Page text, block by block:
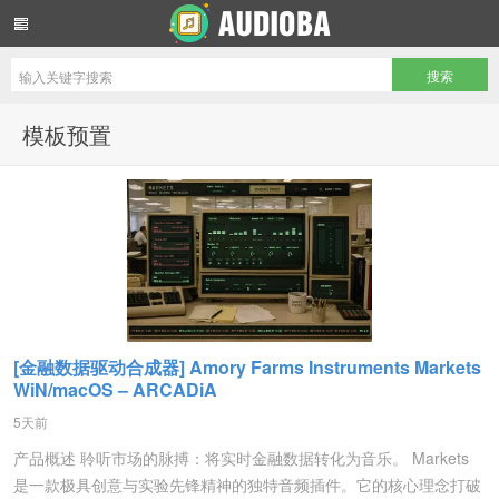
模板预置
[金融数据驱动合成器] Amory Farms Instruments Markets
WiN/macOS – ARCADiA
5天前
产品概述 聆听市场的脉搏：将实时金融数据转化为音乐。 Markets
是一款极具创意与实验先锋精神的独特音频插件。它的核心理念打破